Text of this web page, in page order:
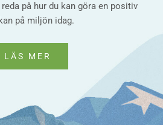
på hur du kan göra en positiv
på miljön idag.
LÄS MER